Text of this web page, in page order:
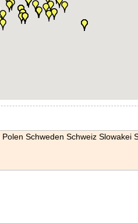
Polen Schweden Schweiz Slowakei